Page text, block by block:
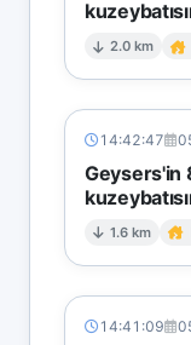
2.0 km
14:42:47
Geysers'in
1.6 km
14:41:09